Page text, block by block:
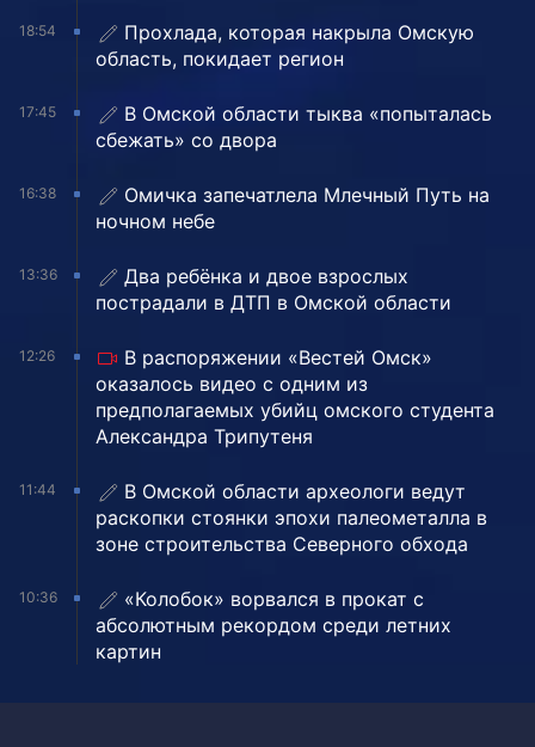
18:54
Прохлада, которая накрыла Омскую
область, покидает регион
17:45
В Омской области тыква «попыталась
сбежать» со двора
16:38
Омичка запечатлела Млечный Путь на
ночном небе
13:36
Два ребёнка и двое взрослых
пострадали в ДТП в Омской области
12:26
В распоряжении «Вестей Омск»
оказалось видео с одним из
предполагаемых убийц омского студента
Александра Трипутеня
11:44
В Омской области археологи ведут
раскопки стоянки эпохи палеометалла в
зоне строительства Северного обхода
10:36
«Колобок» ворвался в прокат с
абсолютным рекордом среди летних
картин